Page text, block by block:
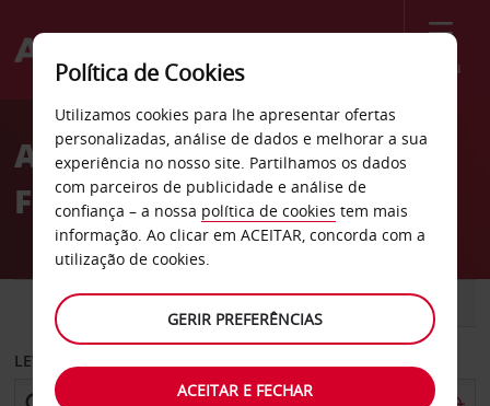
Menu
Welcome
AvisAluguer de carros na
Flórida
CARRO COMERCIAIS
LEVANTAR EM
Política de Cookies
Utilizamos cookies para lhe apresentar ofertas
personalizadas, análise de dados e melhorar a sua
experiência no nosso site. Partilhamos os dados
com parceiros de publicidade e análise de
confiança – a nossa política de cookies tem mais
informação. Ao clicar em ACEITAR, concorda com a
utilização de cookies.
GERIR PREFERÊNCIAS
ACEITAR E FECHAR